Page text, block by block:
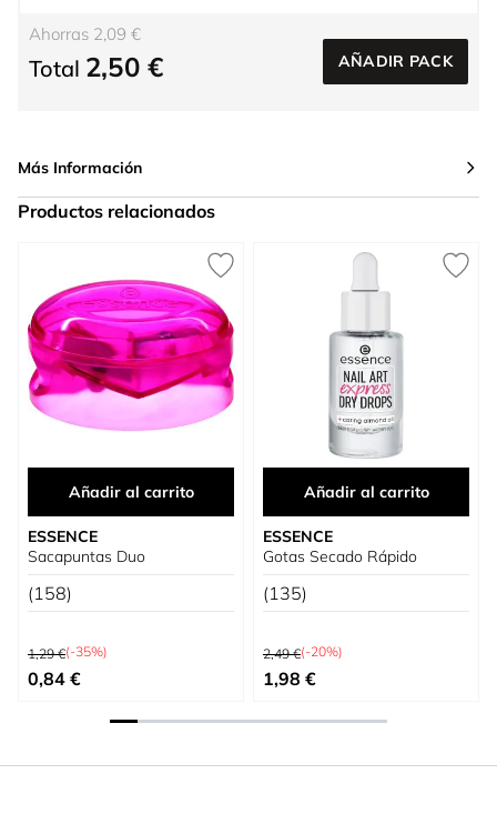
Ahorras 2,09 €
Total 2,50 € AÑADIR PACK
Más Información
Productos relacionados
Añadir al carrito
ESSENCE
Sacapuntas Duo
(158)
Precio habitual
1,29 €(-35%)
Precio especial
0,84 €
Añadir al carrito
ESSENCE
Gotas Secado Rápido
(135)
Precio habitual
2,49 €(-20%)
Precio especial
1,98 €